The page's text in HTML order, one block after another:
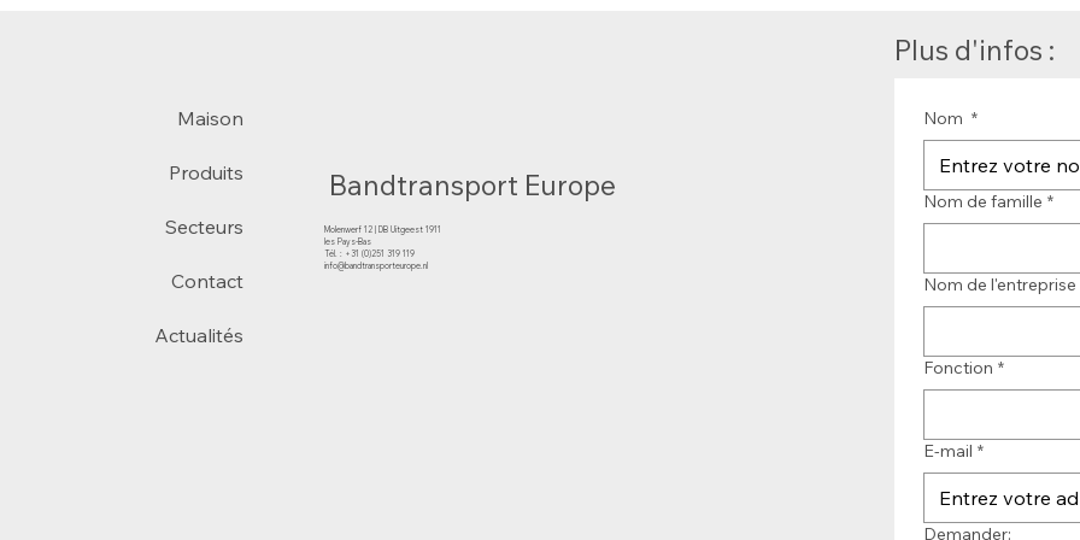
Bandtransport Europe
Molenwerf 12 | DB Uitgeest 1911
les Pays-Bas
Tél. : +31 (0)251 319 119
info@bandtransporteurope.nl
Maison
Produits
Secteurs
Contact
Actualités
Plus d'infos :
Nom *
Nom de famille *
Nom de l'entreprise
Fonction *
E-mail *
Demander: